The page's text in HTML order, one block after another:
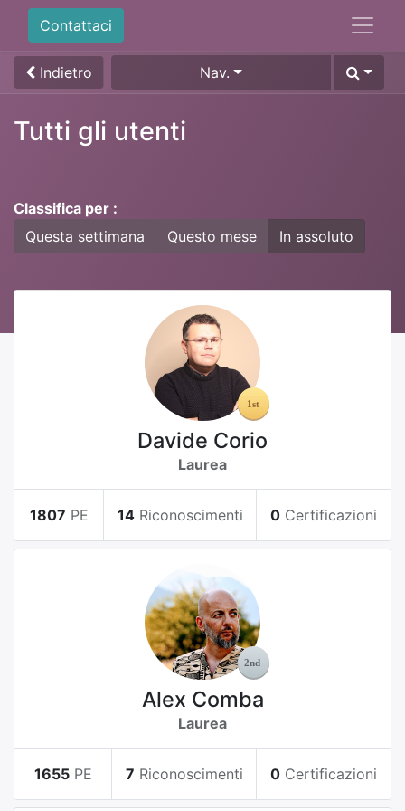
Contattaci
Indietro Nav.
Tutti gli utenti
Classifica per :
Questa settimana
Questo mese In assoluto
Davide Corio
Laurea
1807 PE 14 Riconoscimenti 0 Certificazioni
Alex Comba
Laurea
1655 PE 7 Riconoscimenti 0 Certificazioni